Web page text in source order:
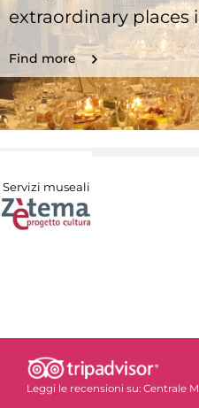
extraordinary places
Find more
Servizi museali
Leggi le recensioni su: Centrale